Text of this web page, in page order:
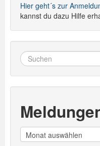
Hier geht´s zur
kannst du dazu Hilfe
Meldungen